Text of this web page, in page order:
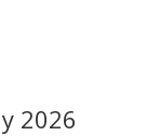
2026